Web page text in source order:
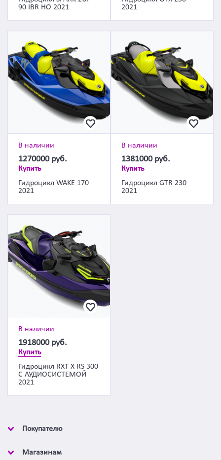
90 IBR HO 2021
2021
В наличии
1270000 руб.
Купить
Гидроцикл WAKE 170
2021
В наличии
1381000 руб.
Купить
Гидроцикл GTR 230
2021
В наличии
1918000 руб.
Купить
Гидроцикл RXT-X RS 300
С АУДИОСИСТЕМОЙ
2021
Покупателю
Магазинам